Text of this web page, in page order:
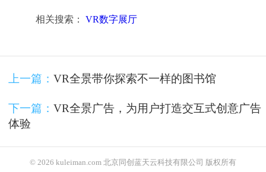
相关搜索： VR数字展厅
上一篇： VR全景带你探索不一样的图书馆
下一篇： VR全景广告，为用户打造交互式创意广告
体验
© 2026 kuleiman.com 北京同创蓝天云科技有限公司 版权所有